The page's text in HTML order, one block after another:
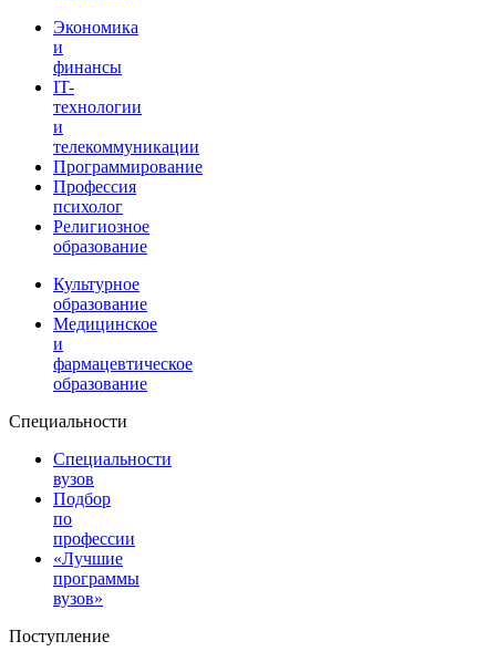
Экономика
и
финансы
IT-
технологии
и
телекоммуникации
Программирование
Профессия
психолог
Религиозное
образование
Культурное
образование
Медицинское
и
фармацевтическое
образование
Специальности
Специальности
вузов
Подбор
по
профессии
«Лучшие
программы
вузов»
Поступление